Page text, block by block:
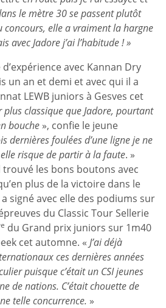
le mètre 30 se passent plutôt
concours, elle a vraiment la hargne
avec Jadore j’ai l’habitude ! »
avec Kannan Dry
un an et demi et avec qui il a
LEWB juniors à Gesves cet
plus classique que Jadore, pourtant
bouche », confie le jeune
dernières foulées d’une ligne je ne
risque de partir à la faute. »
les bons boutons avec
plus de la victoire dans le
signé avec elle des podiums sur
du Classic Tour Sellerie
e du Grand prix juniors sur 1m40
cet automne. « J’ai déjà
ces dernières années
puisque c’était un CSI jeunes
de nations. C’était chouette de
telle concurrence. »